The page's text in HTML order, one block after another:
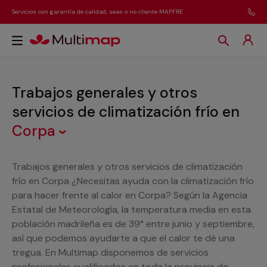
Servicios con garantía de calidad, seas o no cliente MAPFRE
Trabajos generales y otros
servicios de climatización frío en
Corpa
Trabajos generales y otros servicios de climatización
frío en Corpa ¿Necesitas ayuda con la climatización frío
para hacer frente al calor en Corpa? Según la Agencia
Estatal de Meteorología, la temperatura media en esta
población madrileña es de 39° entre junio y septiembre,
así que podemos ayudarte a que el calor te dé una
tregua. En Multimap disponemos de servicios